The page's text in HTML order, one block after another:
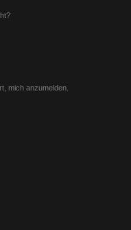
mich anzumelden.